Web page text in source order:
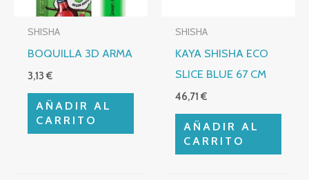
SHISHA
BOQUILLA 3D ARMA
3,13€
AÑADIR AL
CARRITO
SHISHA
KAYA SHISHA ECO
SLICE BLUE 67 CM
46,71€
AÑADIR AL
CARRITO